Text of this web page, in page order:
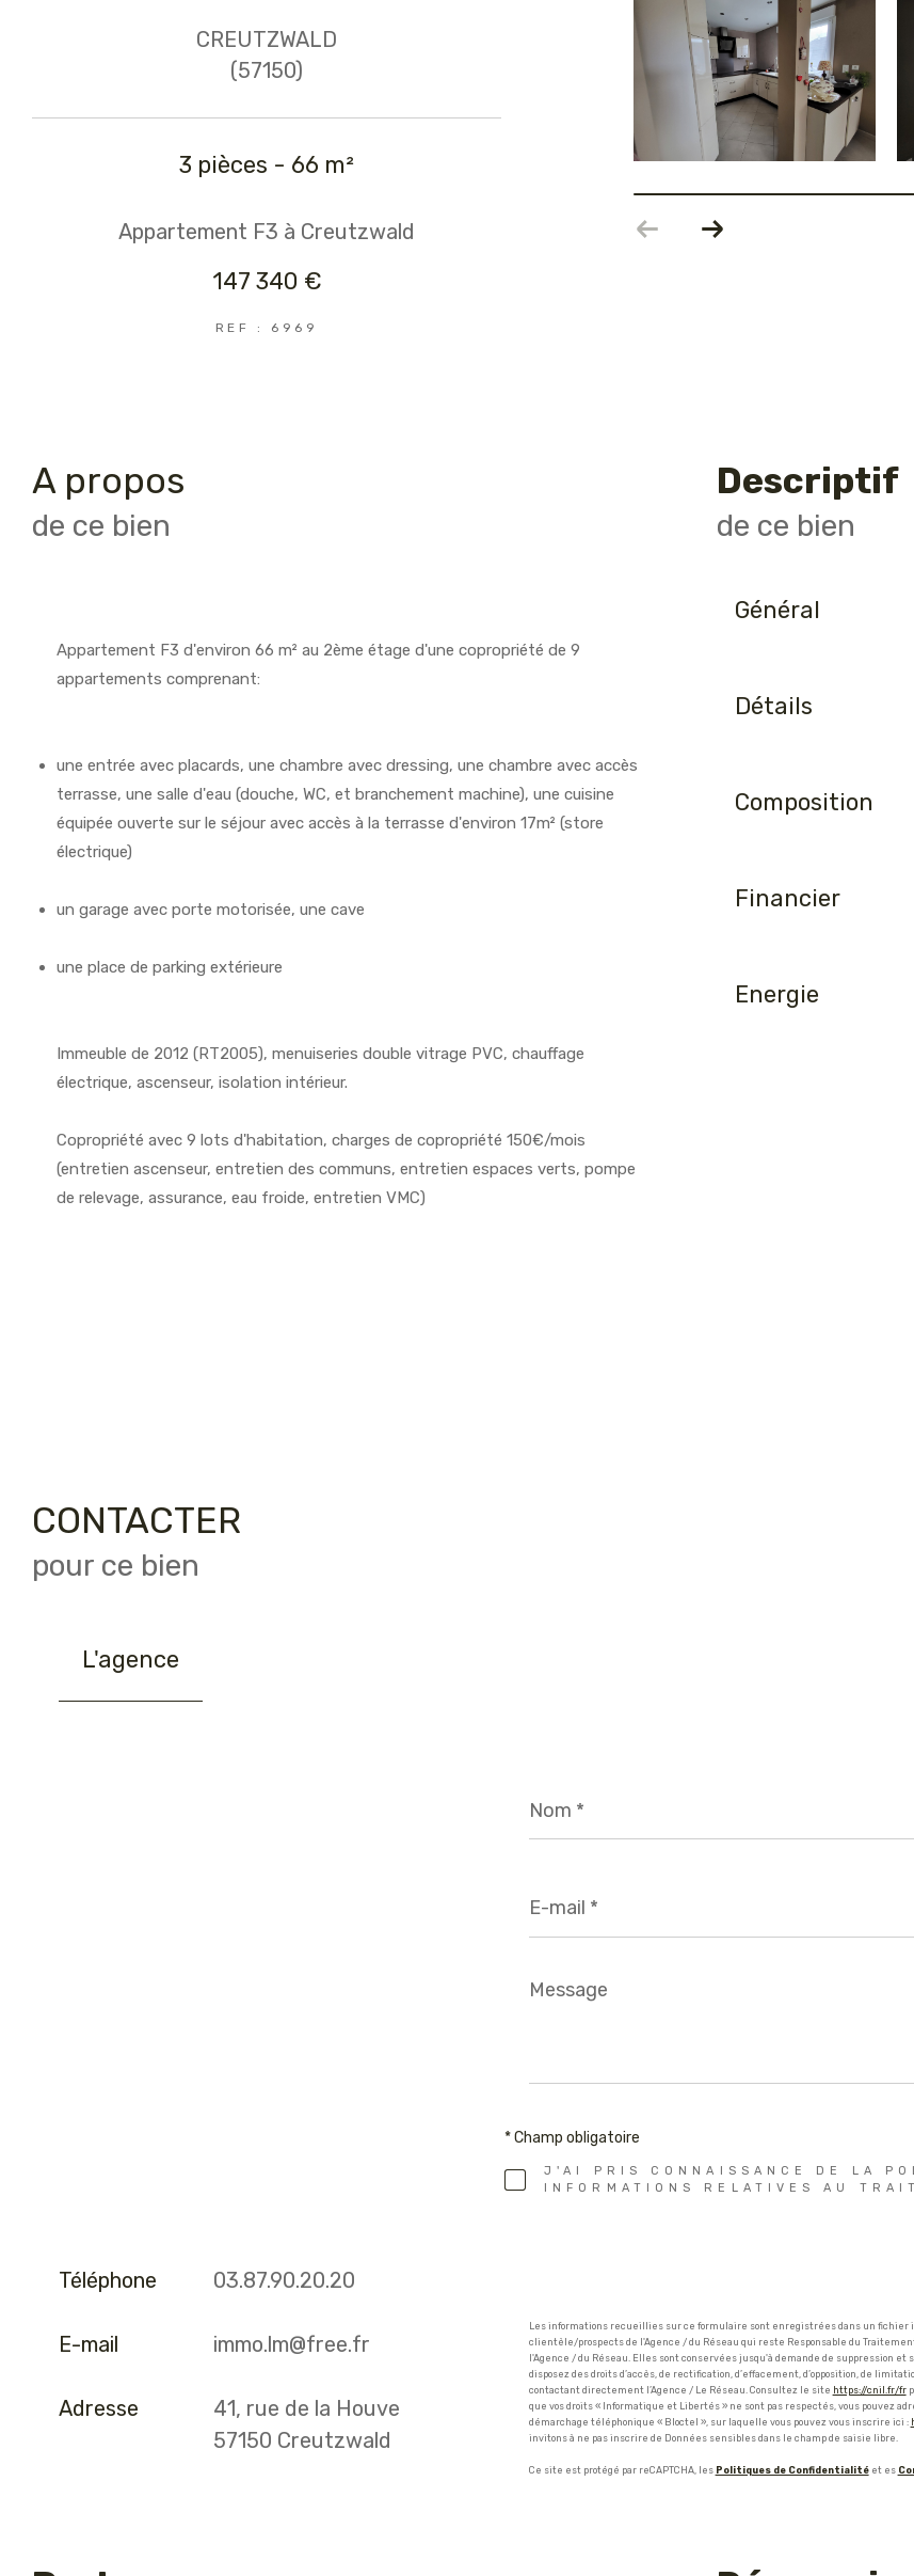
CREUTZWALD
(57150)
3 pièces - 66 m²
Appartement F3 à Creutzwald
147 340 €
REF : 6969
a propos
de ce bien
Appartement F3 d'environ 66 m² au 2ème étage d'une copropriété de 9
appartements comprenant:
une entrée avec placards, une chambre avec dressing, une chambre avec accès
terrasse, une salle d'eau (douche, WC, et branchement machine), une cuisine
équipée ouverte sur le séjour avec accès à la terrasse d'environ 17m² (store
électrique)
un garage avec porte motorisée, une cave
une place de parking extérieure
Immeuble de 2012 (RT2005), menuiseries double vitrage PVC, chauffage
électrique, ascenseur, isolation intérieur.
Copropriété avec 9 lots d'habitation, charges de copropriété 150€/mois
(entretien ascenseur, entretien des communs, entretien espaces verts, pompe
de relevage, assurance, eau froide, entretien VMC)
descriptif
de ce bien
Général
Détails
Composition
Financier
Energie
CONTACTER
pour ce bien
L'agence
Téléphone 03.87.90.20.20
E-mail immo.lm@free.fr
Adresse
41, rue de la Houve
57150 Creutzwald
*
mail
*
Message
*
J'AI PRIS CONNAISSANCE DE LA
INFORMATIONS RELATIVES AU
* Champ obligatoire
Les informations recueillies sur ce formulaire sont enregistrées dans un
clientèle/prospects de l'Agence / du Réseau qui reste Responsable du
l'Agence / du Réseau. Elles sont conservées jusqu'à demande de suppression
disposez des droits d’accès, de rectification, d’effacement, d’opposition, de
contactant directement l’Agence / Le Réseau. Consultez le site https://cnil.fr/fr
que vos droits « Informatique et Libertés » ne sont pas respectés, vous pouvez
démarchage téléphonique « Bloctel », sur laquelle vous pouvez vous inscrire ici :
invitons à ne pas inscrire de Données sensibles dans le champ de saisie libre.
Ce site est protégé par reCAPTCHA, les Politiques de Confidentialitéet es